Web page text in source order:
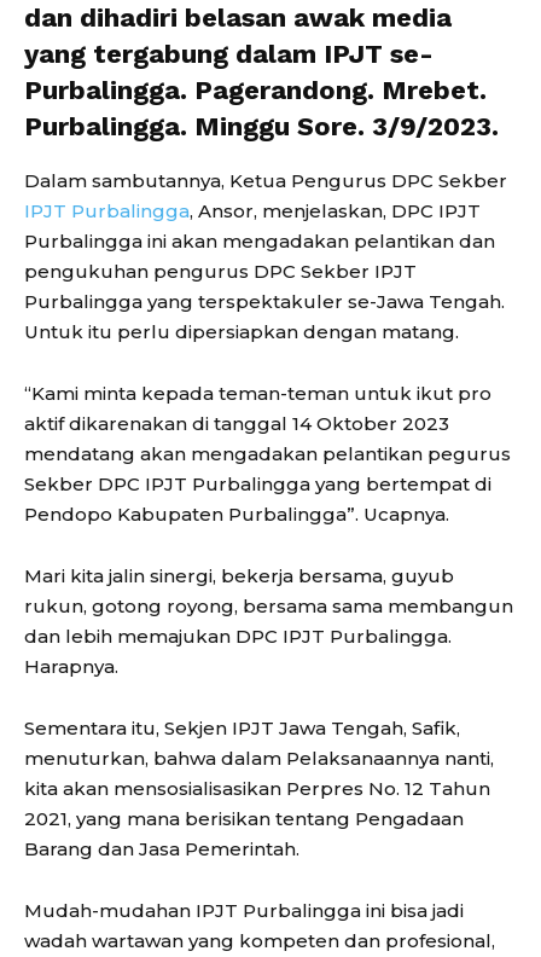
dan dihadiri belasan awak media
yang tergabung dalam IPJT se-
Purbalingga. Pagerandong. Mrebet.
Purbalingga. Minggu Sore. 3/9/2023.
Dalam sambutannya, Ketua Pengurus DPC Sekber
IPJT Purbalingga, Ansor, menjelaskan, DPC IPJT
Purbalingga ini akan mengadakan pelantikan dan
pengukuhan pengurus DPC Sekber IPJT
Purbalingga yang terspektakuler se-Jawa Tengah.
Untuk itu perlu dipersiapkan dengan matang.
“Kami minta kepada teman-teman untuk ikut pro
aktif dikarenakan di tanggal 14 Oktober 2023
mendatang akan mengadakan pelantikan pegurus
Sekber DPC IPJT Purbalingga yang bertempat di
Pendopo Kabupaten Purbalingga”. Ucapnya.
Mari kita jalin sinergi, bekerja bersama, guyub
rukun, gotong royong, bersama sama membangun
dan lebih memajukan DPC IPJT Purbalingga.
Harapnya.
Sementara itu, Sekjen IPJT Jawa Tengah, Safik,
menuturkan, bahwa dalam Pelaksanaannya nanti,
kita akan mensosialisasikan Perpres No. 12 Tahun
2021, yang mana berisikan tentang Pengadaan
Barang dan Jasa Pemerintah.
Mudah-mudahan IPJT Purbalingga ini bisa jadi
wadah wartawan yang kompeten dan profesional,